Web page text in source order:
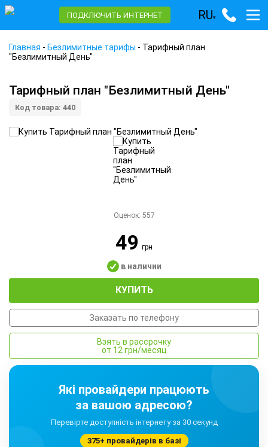
ПОДКЛЮЧИТЬ ИНТЕРНЕТ RU▾
Главная - Безлимитные тарифы - Тарифный план
"Безлимитный День"
Тарифный план "Безлимитный День"
Код товара: 440
Оценок: 557
49грн
в наличии
КУПИТЬ
Заказать по телефону
Взять в рассрочку
от 12 грн/месяц
Які провайдери працюють
за вашою адресою?
Перевірте доступність інтернету за 30 секунд
375+ провайдерів в базі